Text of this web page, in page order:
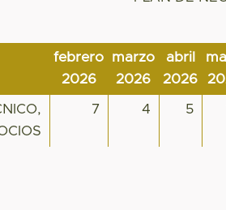
febrero
2026
marzo
2026
abril
2026
7 4 5